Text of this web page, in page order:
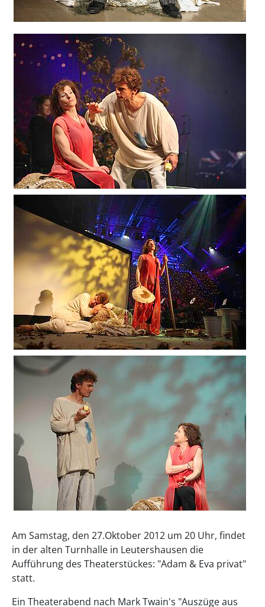
Am Samstag, den 27.Oktober 2012 um 20 Uhr, findet
in der alten Turnhalle in Leutershausen die
Aufführung des Theaterstückes: "Adam & Eva privat"
statt.
Ein Theaterabend nach Mark Twain's "Auszüge aus